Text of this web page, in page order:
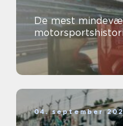
De mest
04. september